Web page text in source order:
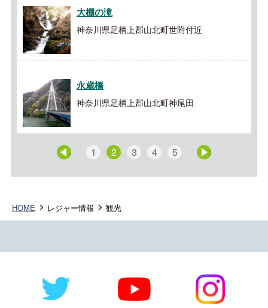
大棚の滝
神奈川県足柄上郡山北町世附付近
永歳橋
神奈川県足柄上郡山北町神尾田
« 前へ
1 2 3 4 5 次へ »
HOME レジャー情報 観光